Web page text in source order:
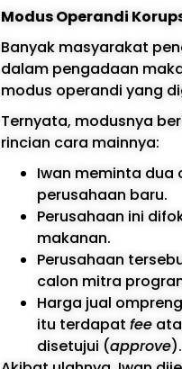
Modus Operandi
Banyak masyarakat
dalam pengadaan
modus operandi yang
Ternyata, modusnya
rincian cara mainnya:
Iwan meminta dua
perusahaan baru.
Perusahaan ini
makanan.
Perusahaan
calon mitra
Harga jual
itu terdapat fee
disetujui (approve).